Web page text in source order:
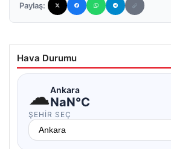
Paylaş:
Hava Durumu
☁Ankara
NaN°C
ŞEHIR SEÇ